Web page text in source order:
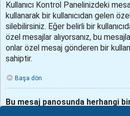
Kullanıcı Kontrol Panelinizdeki
kullanarak bir kullanıcıdan gelen
silebilirsiniz. Eğer belirli bir
özel mesajlar alıyorsanız, bu
onlar özel mesaj gönderen bir
sahiptir.
Başa dön
Bu mesaj panosunda herhangi